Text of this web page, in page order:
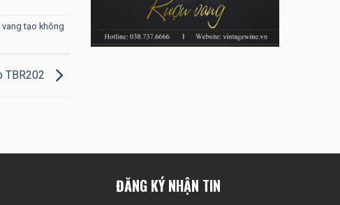
vang tạo không
TBR202
ĐĂNG KÝ NHẬN TIN